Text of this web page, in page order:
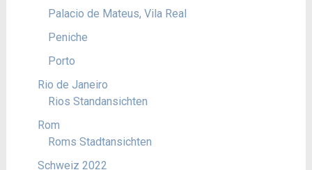
Palacio de Mateus, Vila Real
Peniche
Porto
Rio de Janeiro
Rios Standansichten
Rom
Roms Stadtansichten
Schweiz 2022